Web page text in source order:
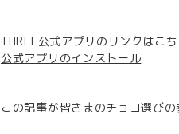
THREE公式アプリのリンクはこ
公式アプリのインストール
この記事が皆さまのチョコ選び